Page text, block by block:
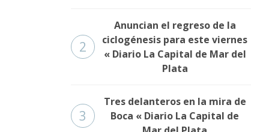
2
Anuncian el regreso de la
ciclogénesis para este viernes
« Diario La Capital de Mar del
Plata
3
Tres delanteros en la mira de
Boca « Diario La Capital de